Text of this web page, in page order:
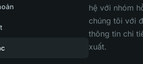
hệ với nhóm
chúng tôi với
thông tin chi
xuất.